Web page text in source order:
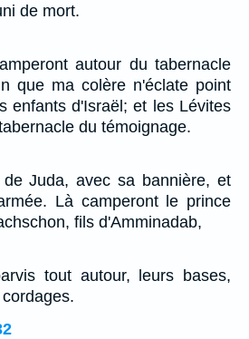
de mort.
autour du tabernacle
que ma colère n'éclate point
enfants d'Israël; et les Lévites
du témoignage.
Juda, avec sa bannière, et
Là camperont le prince
fils d'Amminadab,
tout autour, leurs bases,